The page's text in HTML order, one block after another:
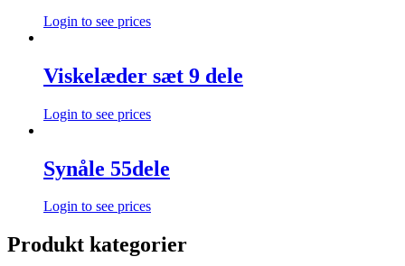
Login to see prices
Viskelæder sæt 9 dele
Login to see prices
Synåle 55dele
Login to see prices
Produkt kategorier